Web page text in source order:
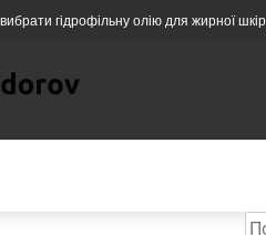
олію для жирної шкіри обличчя